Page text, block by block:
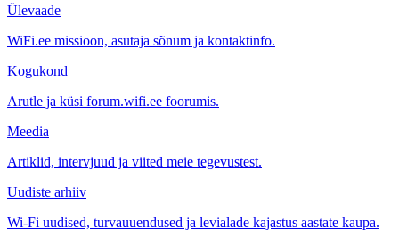
Ülevaade
WiFi.ee missioon, asutaja sõnum ja kontaktinfo.
Kogukond
Arutle ja küsi forum.wifi.ee foorumis.
Meedia
Artiklid, intervjuud ja viited meie tegevustest.
Uudiste arhiiv
Wi-Fi uudised, turvauuendused ja levialade kajastus aastate kaupa.